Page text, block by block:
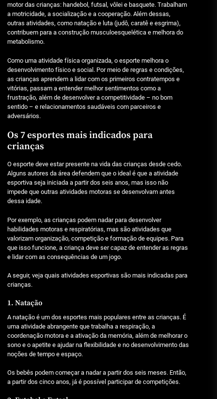
motor das crianças: handebol, futsal, vôlei e basquete. Trabalham
a motricidade, a socialização e a cooperação. Além dessas,
outras atividades, como natação e luta (judô, caratê e esgrima),
contribuem para a construção musculoesquelética e melhora do
metabolismo.
Como uma atividade física organizada, o esporte melhora o
desenvolvimento físico e social. Por meio de regras e condições,
as crianças aprendem a lidar com os primeiros contratempos e
vitórias, passam a entender melhor sentimentos como a
frustração, além de desenvolver a competitividade – no bom
sentido – e relacionamentos saudáveis ​​com parceiros e
adversários.
Os 7 esportes mais indicados para
crianças
O esporte deve estar presente na vida das crianças desde cedo.
Alguns autores da área defendem que o ideal é que a atividade
esportiva seja iniciada a partir dos seis anos, mas isso não
impede que outras atividades motoras se desenvolvam antes
dessa idade.
Por exemplo, as crianças podem nadar para desenvolver
habilidades motoras e respiratórias, mas são atividades que
valorizam organização, competição e formação de equipes. Para
que isso funcione, a criança deve ser capaz de entender as regras
e lidar com as consequências de um jogo.
A seguir, veja quais atividades esportivas são mais indicadas para
crianças.
1. Natação
A natação é um dos esportes mais populares entre as crianças. É
uma atividade abrangente que trabalha a respiração, a
coordenação motora e a ativação da memória, além de melhorar o
sono e o apetite e ajudar na flexibilidade e no desenvolvimento das
noções de tempo e espaço.
Os bebês podem começar a nadar a partir dos seis meses. Então,
a partir dos cinco anos, já é possível participar de competições.